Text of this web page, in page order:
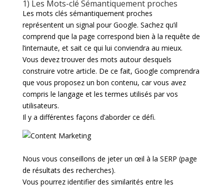
1) Les Mots-clé Sémantiquement proches
Les mots clés sémantiquement proches
représentent un signal pour Google. Sachez qu’il
comprend que la page correspond bien à la requête de
l’internaute, et sait ce qui lui conviendra au mieux.
Vous devez trouver des mots autour desquels
construire votre article. De ce fait, Google comprendra
que vous proposez un bon contenu, car vous avez
compris le langage et les termes utilisés par vos
utilisateurs.
Il y a différentes façons d’aborder ce défi.
Nous vous conseillons de jeter un œil à la SERP (page
de résultats des recherches).
Vous pourrez identifier des similarités entre les